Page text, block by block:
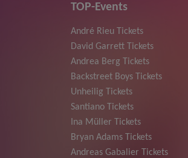
TOP-Events
André Rieu Tickets
David Garrett Tickets
Andrea Berg Tickets
Backstreet Boys Tickets
Unheilig Tickets
Santiano Tickets
Ina Müller Tickets
Bryan Adams Tickets
Andreas Gabalier Tickets